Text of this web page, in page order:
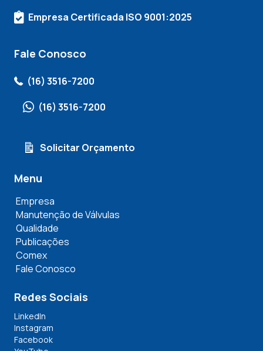
Empresa Certificada ISO 9001:2025
Fale Conosco
(16) 3516-7200
(16) 3516-7200
Solicitar Orçamento
Menu
Empresa
Manutenção de Válvulas
Qualidade
Publicações
Comex
Fale Conosco
Redes Sociais
LinkedIn
Instagram
Facebook